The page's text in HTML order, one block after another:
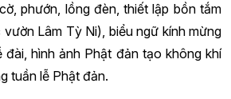
phướn, lồng đèn, thiết lập bồn tắm
Lâm Tỳ Ni), biểu ngữ kính mừng
đài, hình ảnh Phật đản tạo không khí
tuần lễ Phật đản.